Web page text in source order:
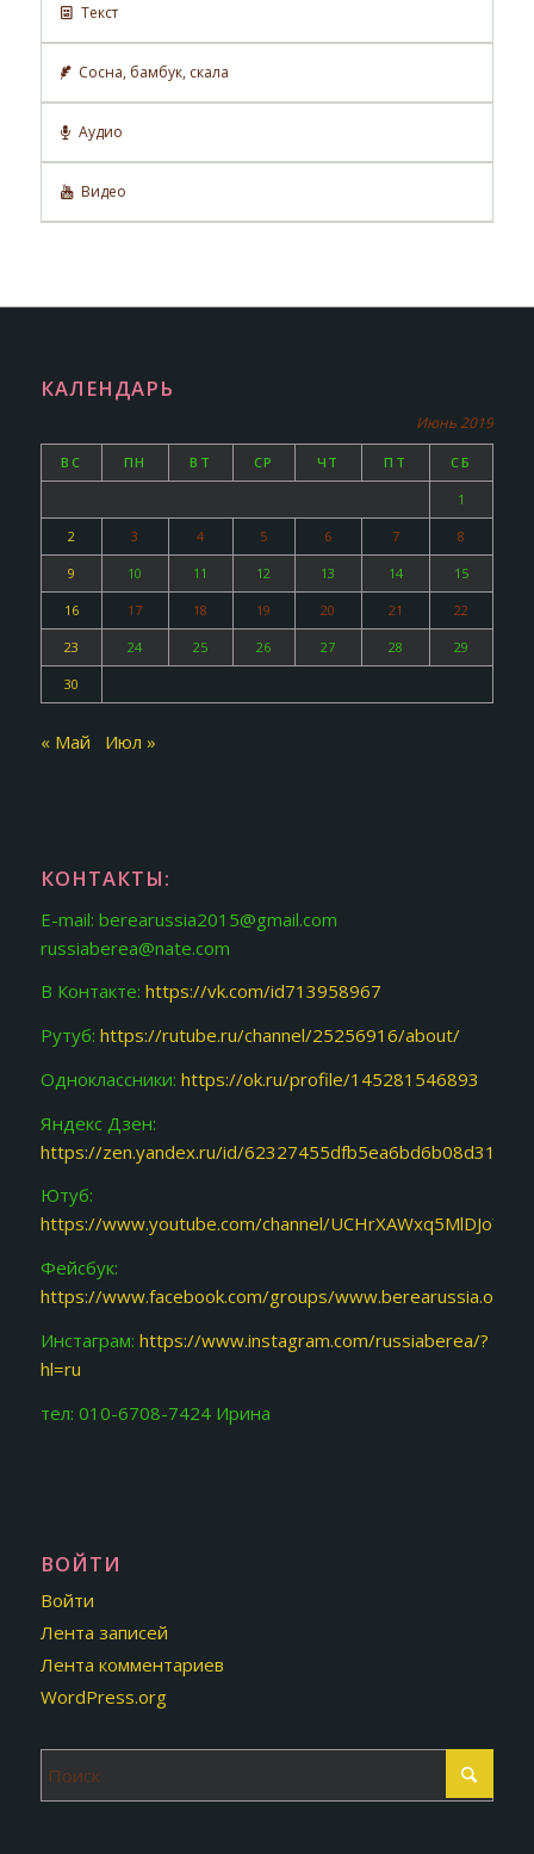
Текст
Сосна, бамбук, скала
Аудио
Видео
КАЛЕНДАРЬ
Июнь 2019
ВС ПН ВТ СР ЧТ ПТ СБ
1
2 3 4 5 6 7 8
9 10 11 12 13 14 15
16 17 18 19 20 21 22
23 24 25 26 27 28 29
30
« Май Июл »
КОНТАКТЫ:
E-mail: berearussia2015@gmail.com
russiaberea@nate.com
В Контакте: https://vk.com/id713958967
Рутуб: https://rutube.ru/channel/25256916/about/
Одноклассники: https://ok.ru/profile/145281546893
Яндекс Дзен:
https://zen.yandex.ru/id/62327455dfb5ea6bd6b08d31
Ютуб:
https://www.youtube.com/channel/
Фейсбук:
https://www.facebook.com/groups/www.berearussia.org/
Инстаграм: https://www.instagram.com/russiaberea/?
hl=ru
тел: 010-6708-7424 Ирина
ВОЙТИ
Войти
Лента записей
Лента комментариев
WordPress.org